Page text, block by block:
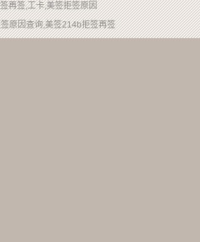
再签,工卡,美签拒签原因
原因查询,美签214b拒签再签